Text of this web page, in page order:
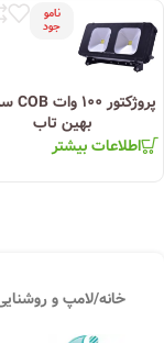
نامو
جود
بهین تاب
اطلاعات بیشتر
خانه/لامپ و